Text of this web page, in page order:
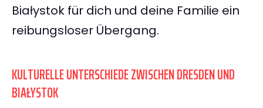
Białystok für dich und deine Familie ein
reibungsloser Übergang.
KULTURELLE UNTERSCHIEDE ZWISCHEN DRESDEN UND
BIAŁYSTOK